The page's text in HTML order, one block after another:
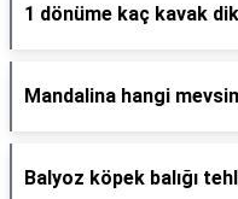
1 dönüme kaç kavak
Mandalina hangi
Balyoz köpek balığı